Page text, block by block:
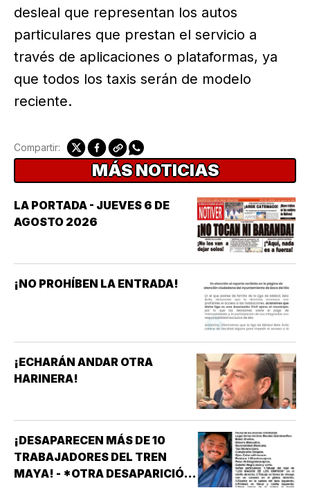
desleal que representan los autos
particulares que prestan el servicio a
través de aplicaciones o plataformas, ya
que todos los taxis serán de modelo
reciente.
Compartir:
MÁS NOTICIAS
LA PORTADA - JUEVES 6 DE
AGOSTO 2026
¡NO PROHÍBEN LA ENTRADA!
¡ECHARÁN ANDAR OTRA
HARINERA!
¡DESAPARECEN MÁS DE 10
TRABAJADORES DEL TREN
MAYA! - *OTRA DESAPARICIÓN